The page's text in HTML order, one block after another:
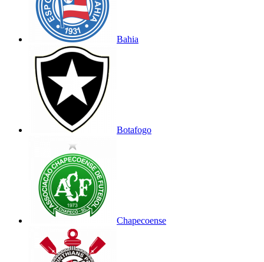
Bahia
Botafogo
Chapecoense